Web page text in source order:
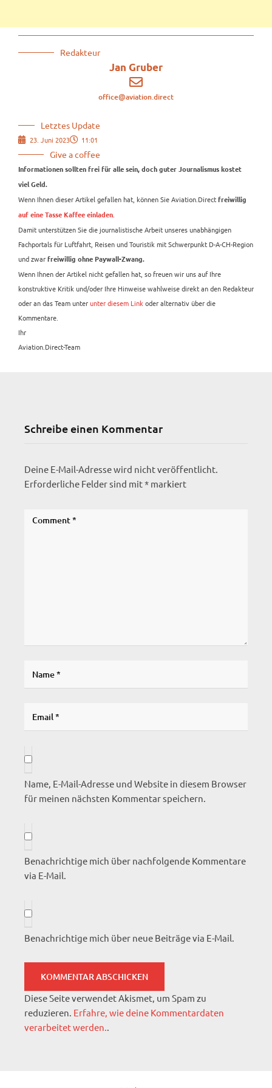
Redakteur
Jan Gruber
office@aviation.direct
Letztes Update
23. Juni 2023 11:01
Give a coffee
Informationen sollten frei für alle sein, doch guter Journalismus kostet
viel Geld.
Wenn Ihnen dieser Artikel gefallen hat, können Sie Aviation.Direct freiwillig
auf eine Tasse Kaffee einladen
Damit unterstützen Sie die journalistische Arbeit unseres unabhängigen
Fachportals für Luftfahrt, Reisen und Touristik mit Schwerpunkt D-A-CH-Region
und zwar freiwillig ohne Paywall-Zwang.
Wenn Ihnen der Artikel nicht gefallen hat, so freuen wir uns auf Ihre
konstruktive Kritik und/oder Ihre Hinweise wahlweise direkt an den Redakteur
oder an das Team unterunter diesem Link oder alternativ über die
Kommentare.
Ihr
Aviation.Direct-Team
Schreibe einen Kommentar
Deine E-Mail-Adresse wird nicht veröffentlicht.
Erforderliche Felder sind mit* markiert
Name, E-Mail-Adresse und Website in diesem Browser
für meinen nächsten Kommentar speichern.
Benachrichtige mich über nachfolgende Kommentare
via E-Mail.
Benachrichtige mich über neue Beiträge via E-Mail.
Diese Seite verwendet Akismet, um Spam zu
reduzieren. Erfahre, wie deine Kommentardaten
verarbeitet werden..